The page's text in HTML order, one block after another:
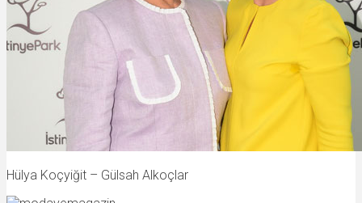
Hülya Koçyiğit – Gülsah Alkoçlar